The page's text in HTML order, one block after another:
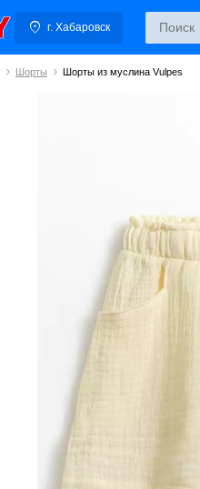
г. Хабаровск
Шорты Шорты из муслина Vulpes